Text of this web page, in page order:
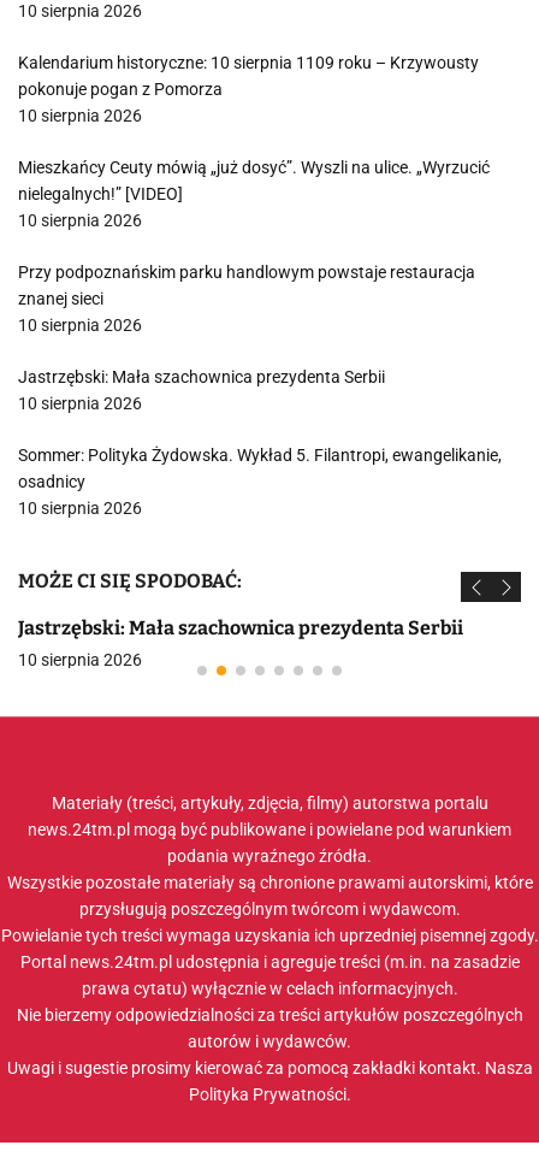
10 sierpnia 2026
Kalendarium historyczne: 10 sierpnia 1109 roku – Krzywousty
pokonuje pogan z Pomorza
10 sierpnia 2026
Mieszkańcy Ceuty mówią „już dosyć”. Wyszli na ulice. „Wyrzucić
nielegalnych!” [VIDEO]
10 sierpnia 2026
Przy podpoznańskim parku handlowym powstaje restauracja
znanej sieci
10 sierpnia 2026
Jastrzębski: Mała szachownica prezydenta Serbii
10 sierpnia 2026
Sommer: Polityka Żydowska. Wykład 5. Filantropi, ewangelikanie,
osadnicy
10 sierpnia 2026
MOŻE CI SIĘ SPODOBAĆ:
Jastrzębski: Mała szachownica prezydenta Serbii
10 sierpnia 2026
Materiały (treści, artykuły, zdjęcia, filmy) autorstwa portalu
news.24tm.pl mogą być publikowane i powielane pod warunkiem
podania wyraźnego źródła.
Wszystkie pozostałe materiały są chronione prawami autorskimi, które
przysługują poszczególnym twórcom i wydawcom.
Powielanie tych treści wymaga uzyskania ich uprzedniej pisemnej zgody.
Portal news.24tm.pl udostępnia i agreguje treści (m.in. na zasadzie
prawa cytatu) wyłącznie w celach informacyjnych.
Nie bierzemy odpowiedzialności za treści artykułów poszczególnych
autorów i wydawców.
Uwagi i sugestie prosimy kierować za pomocą zakładki kontakt. Nasza
Polityka Prywatności.